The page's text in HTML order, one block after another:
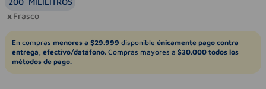
Frasco
En compras menores a $29.999 disponible únicamente pago contra
entrega, efectivo/datáfono. Compras mayores a $30.000 todos los
métodos de pago.